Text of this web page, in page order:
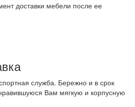
доставки мебели после ее
служба. Бережно и в срок
Вам мягкую и корпусную